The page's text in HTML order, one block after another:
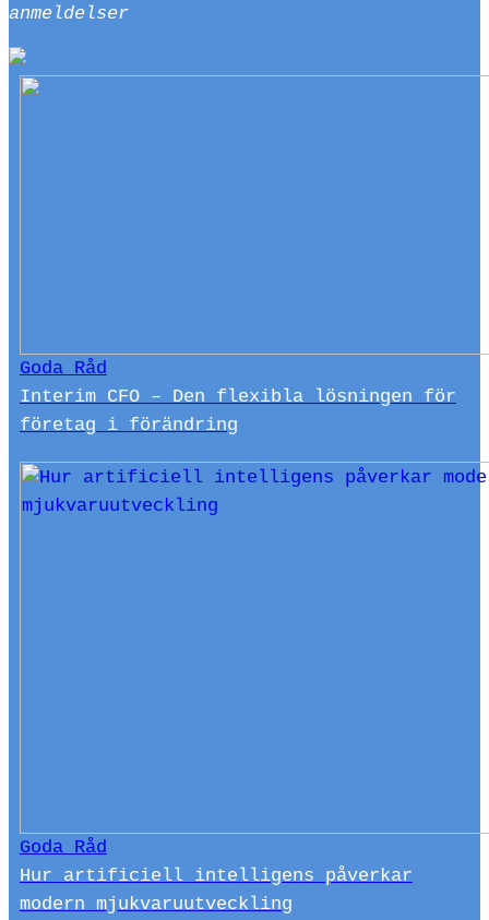
anmeldelser
Goda Råd
Interim CFO – Den flexibla lösningen för
företag i förändring
Goda Råd
Hur artificiell intelligens påverkar
modern mjukvaruutveckling